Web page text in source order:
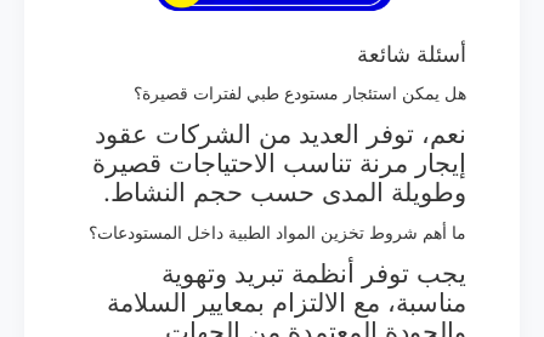
أسئلة شائعة
هل يمكن استئجار مستودع طبي لفترات قصيرة؟
نعم، توفر العديد من الشركات عقود
إيجار مرنة تناسب الاحتياجات قصيرة
وطويلة المدى حسب حجم النشاط.
ما أهم شروط تخزين المواد الطبية داخل المستودعات؟
يجب توفر أنظمة تبريد وتهوية
مناسبة، مع الالتزام بمعايير السلامة